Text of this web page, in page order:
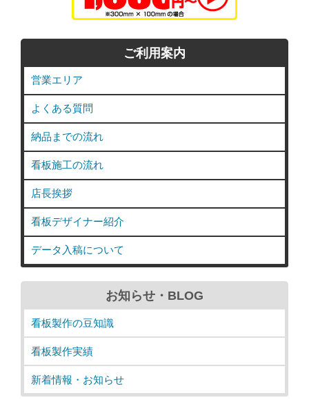
ご利用案内
営業エリア
よくある質問
納品までの流れ
看板施工の流れ
店長挨拶
看板デザイナー紹介
データ入稿について
お知らせ・BLOG
看板製作の豆知識
看板製作実績
新着情報・お知らせ